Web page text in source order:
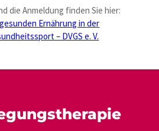
die Anmeldung finden Sie hier:
Ernährung in der
– DVGS e. V.